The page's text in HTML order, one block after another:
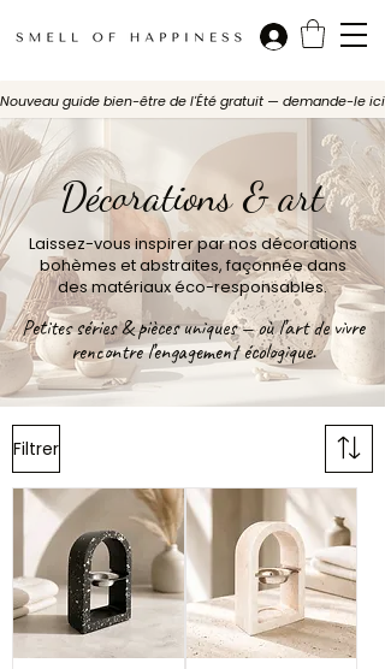
Nouveau guide bien-être de l'Été gratuit — demande-le ici
Décorations & art
Laissez-vous inspirer par nos décorations
bohèmes et abstraites, façonnée dans
des matériaux éco-responsables.
Petites séries & pièces uniques — où l’art de vivre
rencontre l’engagement écologique.
Filtrer